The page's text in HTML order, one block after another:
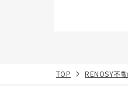
TOP RENOSY不